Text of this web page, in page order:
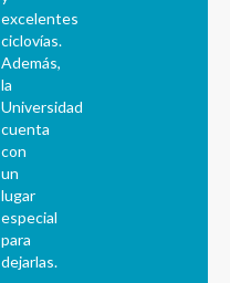
excelentes
ciclovías.
Además,
la
Universidad
cuenta
con
un
lugar
especial
para
dejarlas.